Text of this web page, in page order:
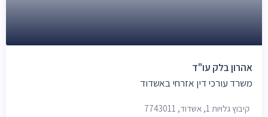
אהרון בלק עו"ד
משרד עורכי דין אזרחי באשדוד
קיבוץ גלויות 1, אשדוד, 7743011